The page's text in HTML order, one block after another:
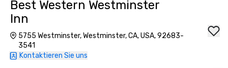
Best Western Westminster
Inn
5755 Westminster, Westminster, CA, USA, 92683-
3541
Kontaktieren Sie uns